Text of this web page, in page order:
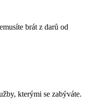
brát z darů od
kterými se zabýváte.